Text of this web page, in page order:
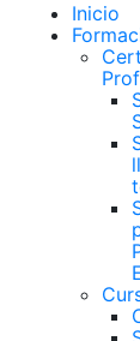
Inicio